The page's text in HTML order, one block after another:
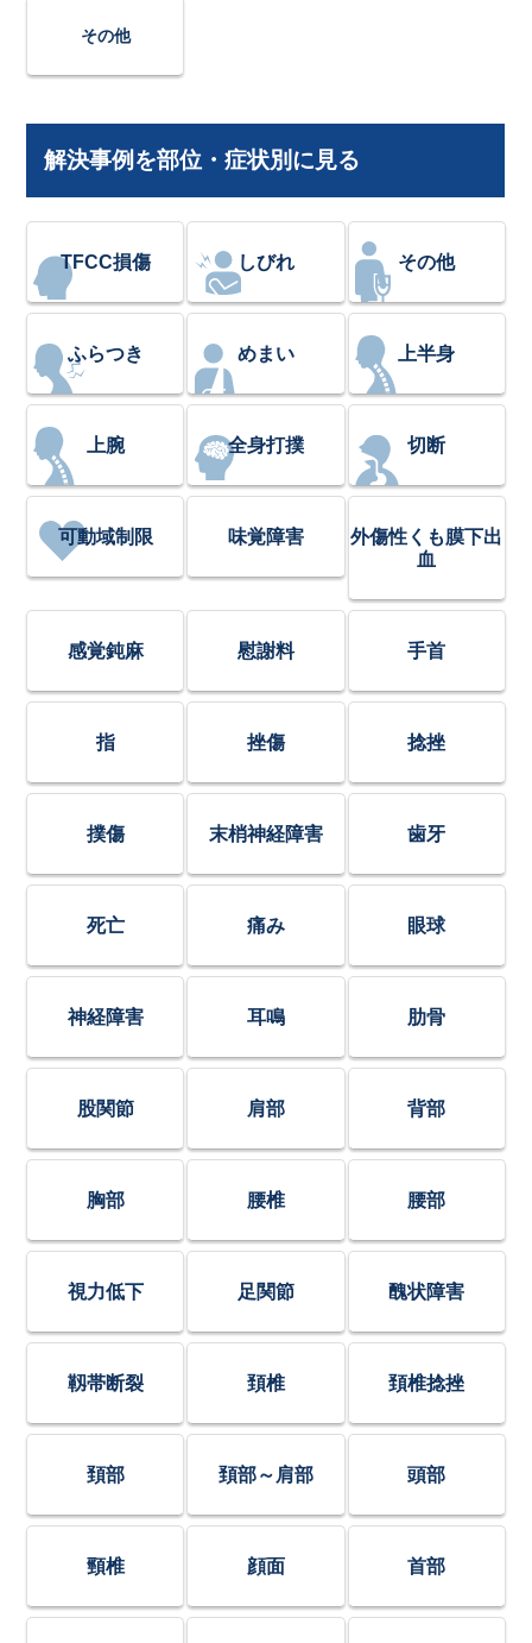
その他
解決事例を部位・症状別に見る
TFCC損傷 しびれ その他
ふらつき めまい 上半身
上腕 全身打撲 切断
可動域制限 味覚障害
外傷性くも膜下出
血
感覚鈍麻 慰謝料 手首
指 挫傷 捻挫
撲傷 末梢神経障害 歯牙
死亡 痛み 眼球
神経障害 耳鳴 肋骨
股関節 肩部 背部
胸部 腰椎 腰部
視力低下 足関節 醜状障害
靱帯断裂 頚椎 頚椎捻挫
頚部 頚部～肩部 頭部
頸椎 顔面 首部